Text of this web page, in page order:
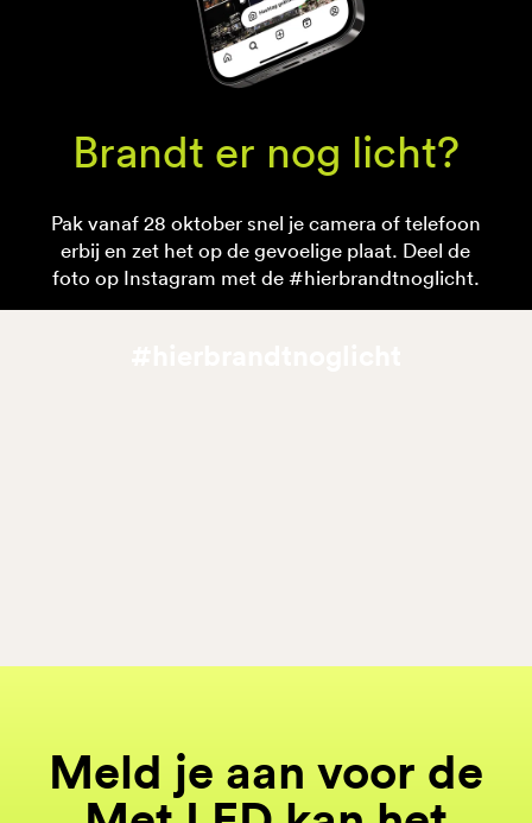
Brandt er nog licht?
Pak vanaf 28 oktober snel je camera of telefoon
erbij en zet het op de gevoelige plaat. Deel de
foto op Instagram met de #hierbrandtnoglicht.
Meld je aan voor de